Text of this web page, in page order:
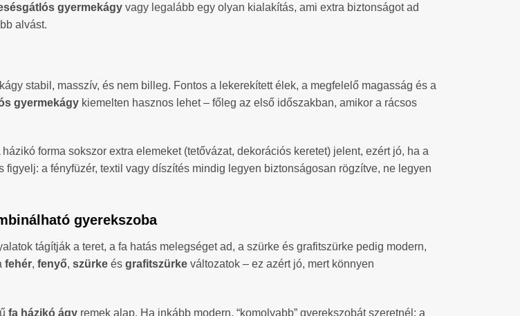
gyermekágy vagy legalább egy olyan kialakítás, ami extra biztonságot ad
alvást.
stabil, masszív, és nem billeg. Fontos a lekerekített élek, a megfelelő magasság és a
gyermekágy kiemelten hasznos lehet – főleg az első időszakban, amikor a rácsos
forma sokszor extra elemeket (tetővázat, dekorációs keretet) jelent, ezért jó, ha a
a fényfüzér, textil vagy díszítés mindig legyen biztonságosan rögzítve, ne legyen
gyerekszoba
tágítják a teret, a fa hatás melegséget ad, a szürke és grafitszürke pedig modern,
fehér, fenyő, szürke és grafitszürke változatok – ez azért jó, mert könnyen
fa házikó ágy remek alap. Ha inkább modern, “komolyabb” gyerekszobát szeretnél: a